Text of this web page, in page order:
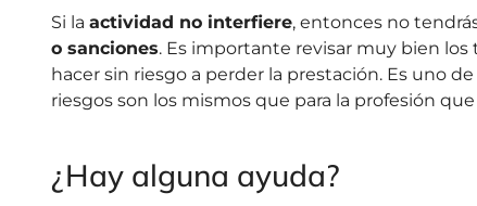
Si la actividad no interfiere, entonces no
o sanciones. Es importante revisar muy bien los
hacer sin riesgo a perder la prestación. Es uno
riesgos son los mismos que para la profesión
¿Hay alguna ayuda?